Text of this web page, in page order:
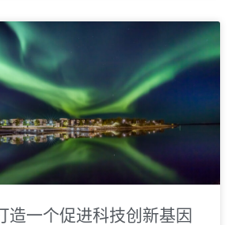
造一个促进科技创新基因